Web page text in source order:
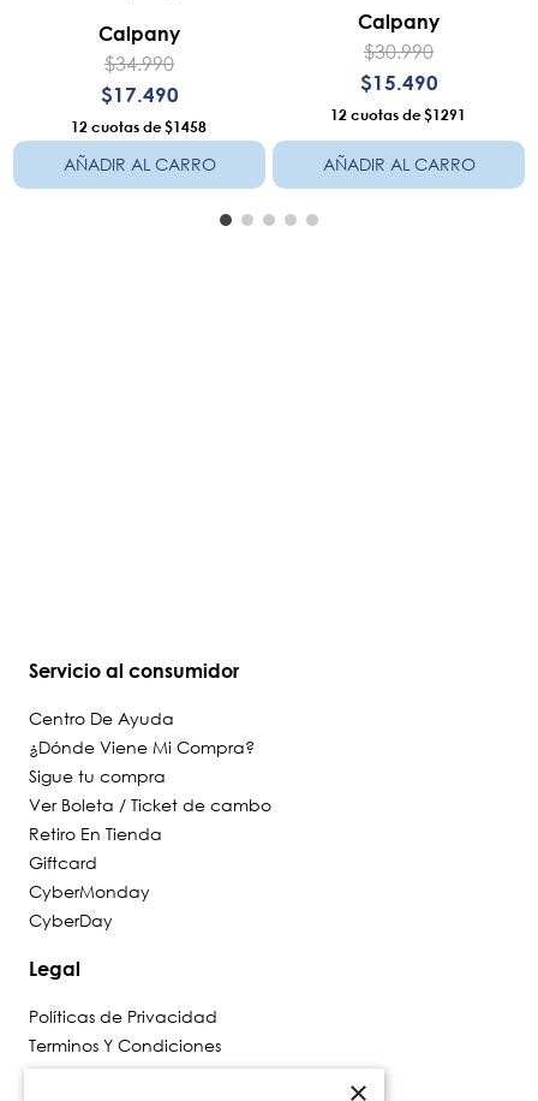
Calpany
$34.990
$17.490
12 $1458
AÑADIR AL CARRO
Calpany
$30.990
$15.490
12 $1291
AÑADIR AL CARRO
Servicio al consumidor
Centro De Ayuda
¿Dónde Viene Mi Compra?
Sigue tu compra
Ver Boleta / Ticket de cambo
Retiro En Tienda
Giftcard
CyberMonday
CyberDay
Legal
Políticas de Privacidad
Terminos Y Condiciones
Políticas De Despacho
×